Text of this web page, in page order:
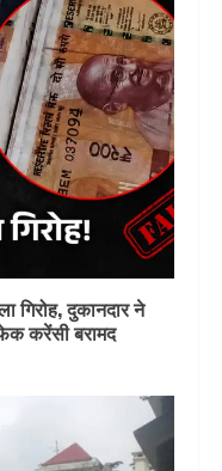
गिरोह, दुकानदार ने
करेंसी बरामद